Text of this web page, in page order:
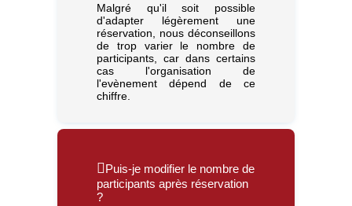
Malgré qu'il soit possible
d'adapter légèrement une
réservation, nous déconseillons
de trop varier le nombre de
participants, car dans certains
cas l'organisation de
l'evènement dépend de ce
chiffre.
Puis-je modifier le nombre de
participants après réservation
?